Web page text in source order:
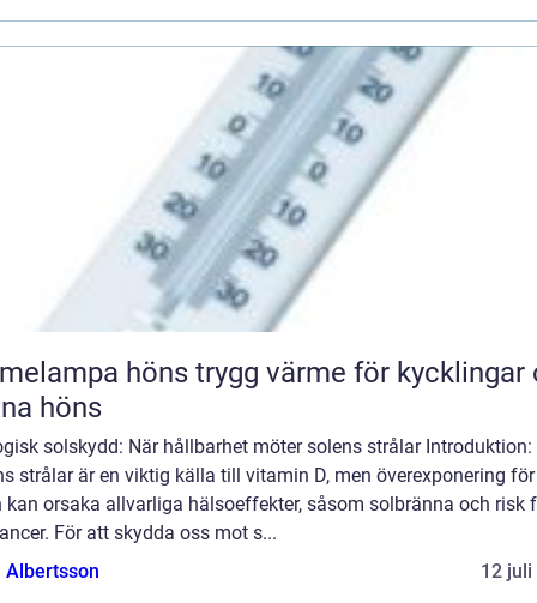
höns trygg värme för kycklingar och
höns
solskydd: När hållbarhet möter solens strålar Introduktion:
strålar är en viktig källa till vitamin D, men överexponering för
kan orsaka allvarliga hälsoeffekter, såsom solbränna och risk
För att skydda oss mot s...
Albertsson
12 juli